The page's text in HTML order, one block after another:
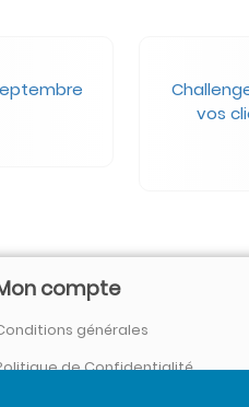
vos
compte
générales
de Confidentialité